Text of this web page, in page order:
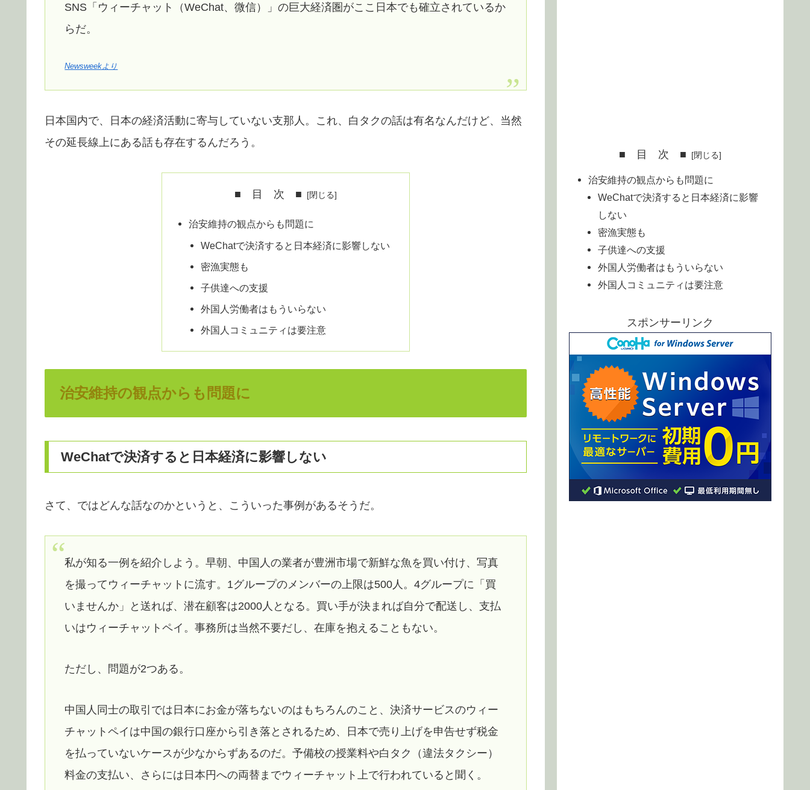
SNS「ウィーチャット（WeChat、微信）」の巨大経済圏がここ日本でも確立されているか
らだ。
Newsweekより
日本国内で、日本の経済活動に寄与していない支那人。これ、白タクの話は有名なんだけど、当然
その延長線上にある話も存在するんだろう。
■ 目 次 ■
治安維持の観点からも問題に
WeChatで決済すると日本経済に影響しない
密漁実態も
子供達への支援
外国人労働者はもういらない
外国人コミュニティは要注意
治安維持の観点からも問題に
WeChatで決済すると日本経済に影響しない
さて、ではどんな話なのかというと、こういった事例があるそうだ。
私が知る一例を紹介しよう。早朝、中国人の業者が豊洲市場で新鮮な魚を買い付け、写真
を撮ってウィーチャットに流す。1グループのメンバーの上限は500人。4グループに「買
いませんか」と送れば、潜在顧客は2000人となる。買い手が決まれば自分で配送し、支払
いはウィーチャットペイ。事務所は当然不要だし、在庫を抱えることもない。
ただし、問題が2つある。
中国人同士の取引では日本にお金が落ちないのはもちろんのこと、決済サービスのウィー
チャットペイは中国の銀行口座から引き落とされるため、日本で売り上げを申告せず税金
を払っていないケースが少なからずあるのだ。予備校の授業料や白タク（違法タクシー）
料金の支払い、さらには日本円への両替までウィーチャット上で行われていると聞く。
■ 目 次 ■
治安維持の観点からも問題に
WeChatで決済すると日本経済に影響
しない
密漁実態も
子供達への支援
外国人労働者はもういらない
外国人コミュニティは要注意
スポンサーリンク